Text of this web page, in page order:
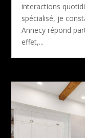
interactions
spécialisé, je
Annecy répond
effet,...